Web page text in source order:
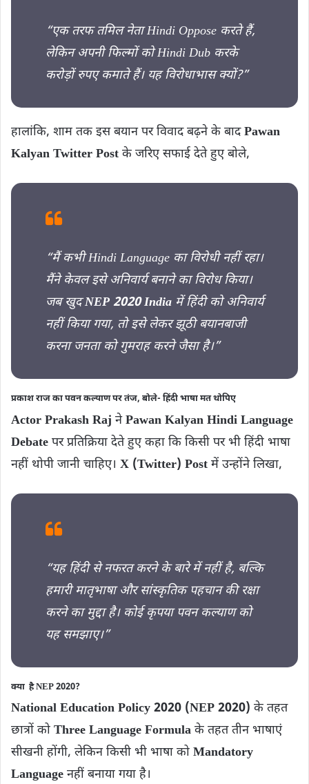
“एक तरफ तमिल नेता Hindi Oppose करते हैं,
लेकिन अपनी फिल्मों को Hindi Dub करके
करोड़ों रुपए कमाते हैं। यह विरोधाभास क्यों?”
हालांकि, शाम तक इस बयान पर विवाद बढ़ने के बादPawan
Kalyan Twitter Post के जरिए सफाई देते हुए बोले,
“मैं कभी Hindi Language का विरोधी नहीं रहा।
मैंने केवल इसे अनिवार्य बनाने का विरोध किया।
जब खुदNEP 2020 India में हिंदी को अनिवार्य
नहीं किया गया, तो इसे लेकर झूठी बयानबाजी
करना जनता को गुमराह करने जैसा है।”
प्रकाश राज का पवन कल्याण पर तंज, बोले- हिंदी भाषा मत थोपिए
Actor Prakash Raj नेPawan Kalyan Hindi Language
Debate पर प्रतिक्रिया देते हुए कहा कि किसी पर भी हिंदी भाषा
नहीं थोपी जानी चाहिए। X (Twitter) Post में उन्होंने लिखा,
“यह हिंदी से नफरत करने के बारे में नहीं है, बल्कि
हमारी मातृभाषा और सांस्कृतिक पहचान की रक्षा
करने का मुद्दा है। कोई कृपया पवन कल्याण को
यह समझाए।”
क्या है NEP 2020?
National Education Policy 2020 (NEP 2020) के तहत
छात्रों को Three Language Formula के तहत तीन भाषाएं
सीखनी होंगी, लेकिन किसी भी भाषा को Mandatory
Language नहीं बनाया गया है।